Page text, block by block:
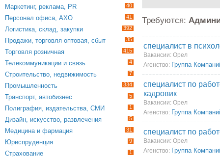
Маркетинг, реклама, PR 40
Персонал офиса, АХО 41
Логистика, склад, закупки 392
Продажи, торговля оптовая, сбыт 35
Торговля розничная 415
Телекоммуникации и связь 4
Строительство, недвижимость 7
Промышленность 334
Транспорт, автобизнес 5
Полиграфия, издательства, СМИ 1
Дизайн, искусство, развлечения 5
Медицина и фармация 31
Юриспруденция 9
Страхование 1
Требуются:
специалист в
Вакансии: Орел
Агенство: Группа
специалист по
кадровик
Вакансии: Орел
Агенство: Группа
специалист по
Вакансии: Орел
Агенство: Группа